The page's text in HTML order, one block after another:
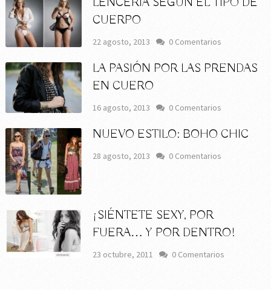
CUERPO
22 agosto, 2013 0 Comentarios
LA PASIÓN POR LAS PRENDAS
EN CUERO
16 agosto, 2013 0 Comentarios
NUEVO ESTILO: BOHO CHIC
28 agosto, 2013 0 Comentarios
¡SIÉNTETE SEXY, POR
FUERA… Y POR DENTRO!
23 octubre, 2011 0 Comentarios